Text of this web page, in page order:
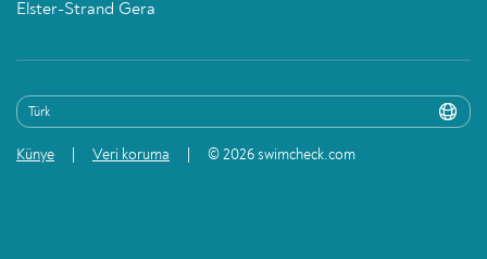
Elster-Strand Gera
Künye Veri koruma © 2026 swimcheck.com